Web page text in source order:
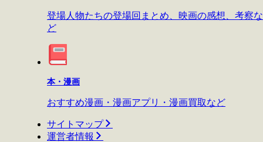
登場人物たちの登場回まとめ、映画の感想、考察な
ど
本・漫画
おすすめ漫画・漫画アプリ・漫画買取など
サイトマップ
運営者情報